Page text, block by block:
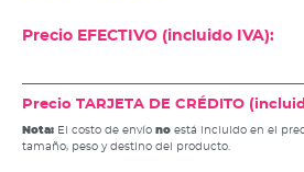
Precio EFECTIVO (incluido IVA):
Precio TARJETA DE CRÉDITO
Nota: El costo de envío no está incluido en el
tamaño, peso y destino del producto.